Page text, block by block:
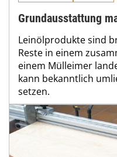
Grundausstattung
Leinölprodukte sind
Reste in einem
einem Mülleimer
kann bekanntlich
setzen.